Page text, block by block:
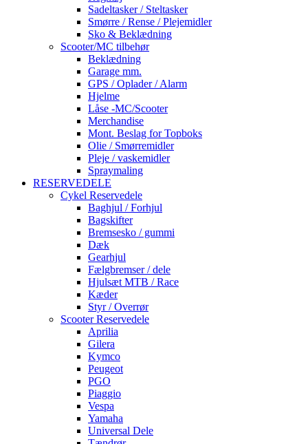
Sadeltasker / Steltasker
Smørre / Rense / Plejemidler
Sko & Beklædning
Scooter/MC tilbehør
Beklædning
Garage mm.
GPS / Oplader / Alarm
Hjelme
Låse -MC/Scooter
Merchandise
Mont. Beslag for Topboks
Olie / Smørremidler
Pleje / vaskemidler
Spraymaling
RESERVEDELE
Cykel Reservedele
Baghjul / Forhjul
Bagskifter
Bremsesko / gummi
Dæk
Gearhjul
Fælgbremser / dele
Hjulsæt MTB / Race
Kæder
Styr / Overrør
Scooter Reservedele
Aprilia
Gilera
Kymco
Peugeot
PGO
Piaggio
Vespa
Yamaha
Universal Dele